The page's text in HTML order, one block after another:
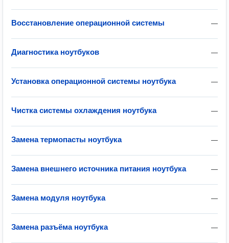
—
Восстановление операционной системы
—
Диагностика ноутбуков
—
Установка операционной системы ноутбука
—
Чистка системы охлаждения ноутбука
—
Замена термопасты ноутбука
—
Замена внешнего источника питания ноутбука
—
Замена модуля ноутбука
—
Замена разъёма ноутбука